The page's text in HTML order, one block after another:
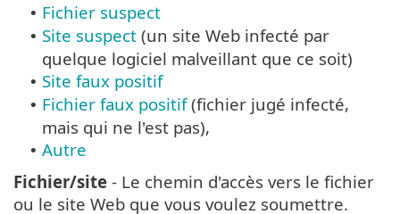
• Fichier suspect
• Site suspect (un site Web infecté par
quelque logiciel malveillant que ce soit)
• Site faux positif
• Fichier faux positif(fichier jugé infecté,
mais qui ne l'est pas),
• Autre
Fichier/site - Le chemin d'accès vers le fichier
ou le site Web que vous voulez soumettre.